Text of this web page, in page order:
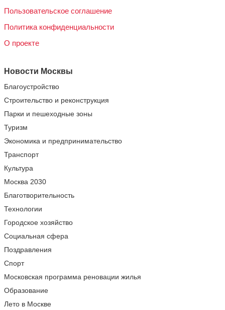
Пользовательское соглашение
Политика конфиденциальности
О проекте
Новости Москвы
Благоустройство
Строительство и реконструкция
Парки и пешеходные зоны
Туризм
Экономика и предпринимательство
Транспорт
Культура
Москва 2030
Благотворительность
Технологии
Городское хозяйство
Социальная сфера
Поздравления
Спорт
Московская программа реновации жилья
Образование
Лето в Москве